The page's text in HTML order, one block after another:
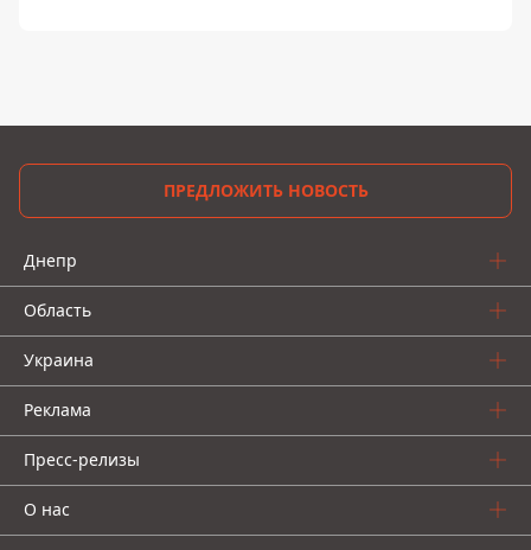
ПРЕДЛОЖИТЬ НОВОСТЬ
Днепр
Область
Украина
Реклама
Пресс-релизы
О нас